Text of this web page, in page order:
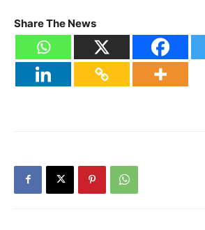
Share The News